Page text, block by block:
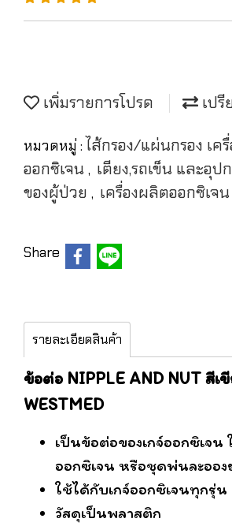
เพิ่มรายการโปรด เป
หมวดหมู่ : ไส้กรอง/แผ่นกรอง เค
ออกซิเจน , เตียง,รถเข็น และอุ
ของผู้ป่วย , เครื่องผลิตออกซิเจน
Share
รายละเอียดสินค้า
ข้อต่อ NIPPLE AND NUT สีเ
WESTMED
เป็นข้อต่อของเกจ์ออกซิเจน
ออกซิเจน หรือชุดพ่นละออง
ใช้ได้กับเกจ์ออกซิเจนทุกรุ่น
วัสดุเป็นพลาสติก